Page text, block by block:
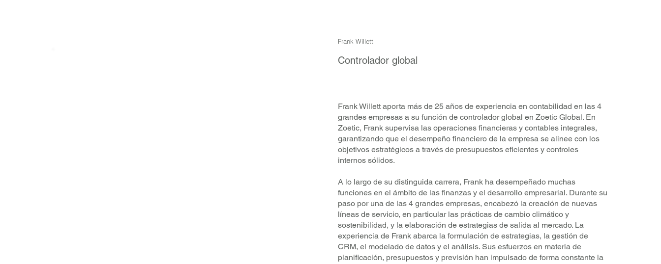
Frank Willett
Controlador global
Frank Willett aporta más de 25 años de experiencia en contabilidad en las 4
grandes empresas a su función de controlador global en Zoetic Global. En
Zoetic, Frank supervisa las operaciones financieras y contables integrales,
garantizando que el desempeño financiero de la empresa se alinee con los
objetivos estratégicos a través de presupuestos eficientes y controles
internos sólidos.
A lo largo de su distinguida carrera, Frank ha desempeñado muchas
funciones en el ámbito de las finanzas y el desarrollo empresarial. Durante su
paso por una de las 4 grandes empresas, encabezó la creación de nuevas
líneas de servicio, en particular las prácticas de cambio climático y
sostenibilidad, y la elaboración de estrategias de salida al mercado. La
experiencia de Frank abarca la formulación de estrategias, la gestión de
CRM, el modelado de datos y el análisis. Sus esfuerzos en materia de
planificación, presupuestos y previsión han impulsado de forma constante la